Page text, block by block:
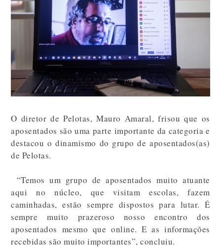
O diretor de Pelotas, Mauro Amaral, frisou que os
aposentados são uma parte importante da categoria e
destacou o dinamismo do grupo de aposentados(as)
de Pelotas.
“Temos um grupo de aposentados muito atuante
aqui no núcleo, que visitam escolas, fazem
caminhadas, estão sempre dispostos para lutar. É
sempre muito prazeroso nosso encontro dos
aposentados mesmo que online. E as informações
recebidas são muito importantes”, concluiu.